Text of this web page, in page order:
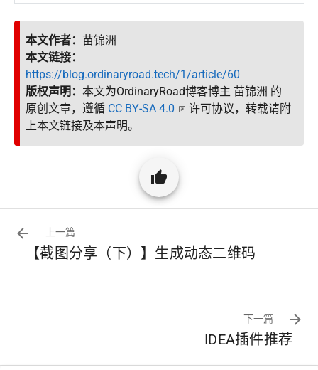
本文作者： 苗锦洲
本文链接：
https://blog.ordinaryroad.tech/1/article/60
版权声明： 本文为OrdinaryRoad博客博主 苗锦洲 的
原创文章，遵循 CC BY-SA 4.0
许可协议，转载请附
上本文链接及本声明。
上一篇
【截图分享（下）】生成动态二维码
下一篇
IDEA插件推荐